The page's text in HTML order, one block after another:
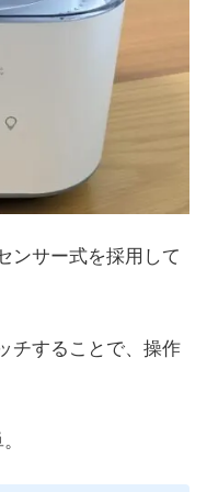
ンサー式を採用して
チすることで、操作